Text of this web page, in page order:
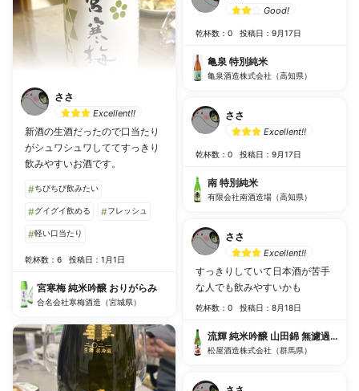
ささ
Excellent!!
新酒の生酒だったので口当たり
がシュワシュワしててすっきり
飲みやすいお酒です。
#ちびちび飲みたい
#グイグイ飲める #フレッシュ
#軽い口当たり
乾杯数：6 投稿日：1月1日
宮寒梅 純米吟醸 おりがらみ
合名会社寒梅酒造（宮城県）
Good!
乾杯数：0 投稿日：9月17日
亀泉 特別純米
亀泉酒造株式会社（高知県）
ささ
Excellent!!
乾杯数：0 投稿日：9月17日
南 特別純米
有限会社南酒造場（高知県）
ささ
Excellent!!
すっきりしていて日本酒が苦手
な人でも飲みやすいかも
乾杯数：0 投稿日：8月18日
流輝 純米吟醸 山田錦 無濾過生酒
松屋酒造株式会社（群馬県）